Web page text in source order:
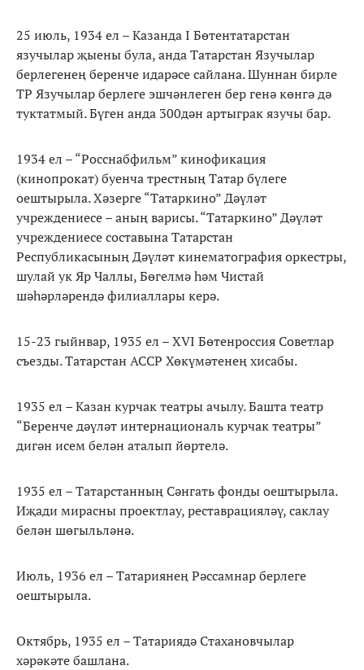
25 июль, 1934 ел – Казанда I Бөтентатарстан
язучылар җыены була, анда Татарстан Язучылар
берлегенең беренче идарәсе сайлана. Шуннан бирле
ТР Язучылар берлеге эшчәнлеген бер генә көнгә дә
туктатмый. Бүген анда 300дән артыграк язучы бар.
1934 ел – “Росснабфильм” кинофикация
(кинопрокат) буенча трестның Татар бүлеге
оештырыла. Хәзерге “Татаркино” Дәүләт
учреждениесе – аның варисы. “Татаркино” Дәүләт
учреждениесе составына Татарстан
Республикасының Дәүләт кинематография оркестры,
шулай ук Яр Чаллы, Бөгелмә һәм Чистай
шәһәрләрендә филиаллары керә.
15-23 гыйнвар, 1935 ел – XVI Бөтенроссия Советлар
съезды. Татарстан АССР Хөкүмәтенең хисабы.
1935 ел – Казан курчак театры ачылу. Башта театр
“Беренче дәүләт интернациональ курчак театры”
дигән исем белән аталып йөртелә.
1935 ел – Татарстанның Сәнгать фонды оештырыла.
Иҗади мирасны проектлау, реставрацияләү, саклау
белән шөгыльләнә.
Июль, 1936 ел – Татариянең Рәссамнар берлеге
оештырыла.
Октябрь, 1935 ел – Татариядә Стахановчылар
хәрәкәте башлана.